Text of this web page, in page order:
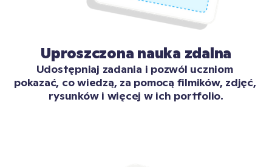
Uproszczona nauka zdalna
Udostępniaj zadania i pozwól uczniom
pokazać, co wiedzą, za pomocą filmików, zdjęć,
rysunków i więcej w ich portfolio.